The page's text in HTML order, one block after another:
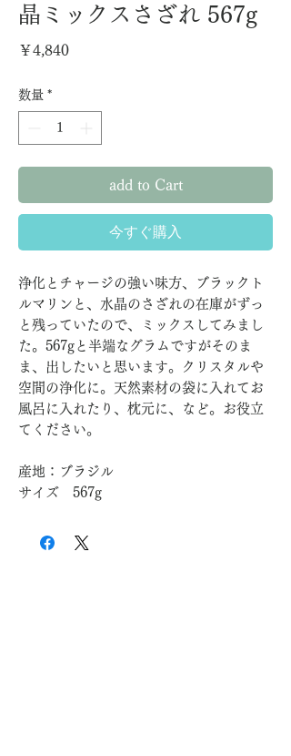
晶ミックスさざれ 567g
￥4,840価
数量 *
add to Cart
今すぐ購入
浄化とチャージの強い味方、ブラックト
ルマリンと、水晶のさざれの在庫がずっ
と残っていたので、ミックスしてみまし
た。567gと半端なグラムですがそのま
ま、出したいと思います。クリスタルや
空間の浄化に。天然素材の袋に入れてお
風呂に入れたり、枕元に、など。お役立
てください。
産地：ブラジル
サイズ 567g